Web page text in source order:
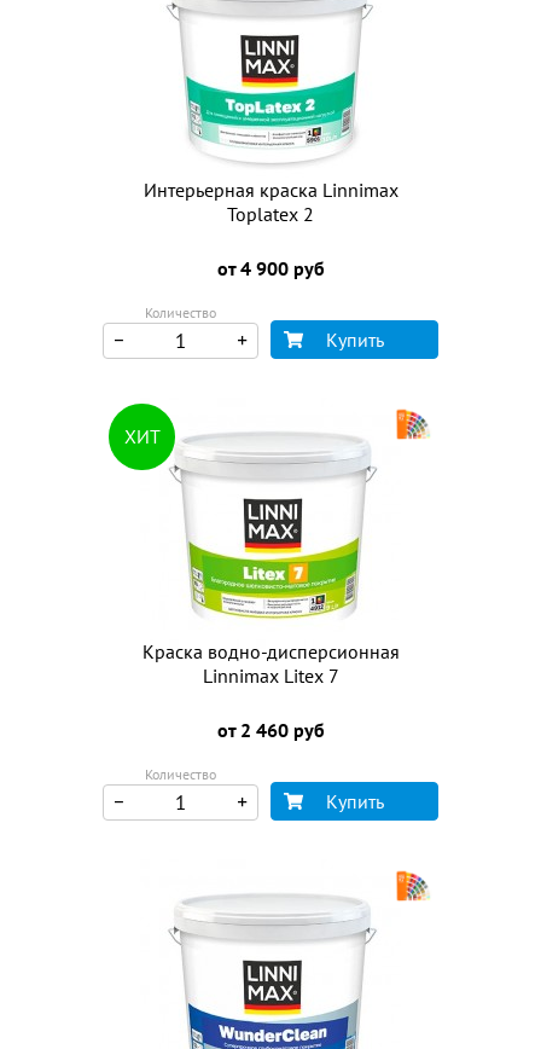
Интерьерная краска Linnimax
Toplatex 2
от 4 900 руб
Количество
Купить
ХИТ
Краска водно-дисперсионная
Linnimax Litex 7
от 2 460 руб
Количество
Купить